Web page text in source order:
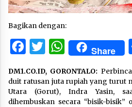
Bagikan dengan:
Facebook
TwitterShare
DM1.CO.ID, GORONTALO:
duit ratusan juta rupiah yang turut
Utara (Gorut), Indra Yasin,
dihembuskan secara “bisik-bisik”